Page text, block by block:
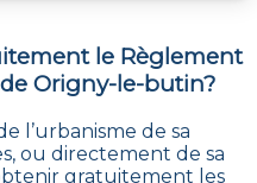
le Règlement
Origny-le-butin?
l’urbanisme de sa
ou directement de sa
gratuitement les